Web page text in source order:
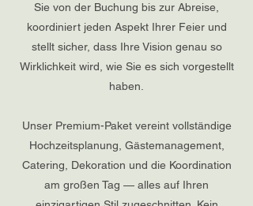
Sie von der Buchung bis zur Abreise,
koordiniert jeden Aspekt Ihrer Feier und
stellt sicher, dass Ihre Vision genau so
Wirklichkeit wird, wie Sie es sich vorgestellt
haben.
Unser Premium-Paket vereint vollständige
Hochzeitsplanung, Gästemanagement,
Catering, Dekoration und die Koordination
am großen Tag — alles auf Ihren